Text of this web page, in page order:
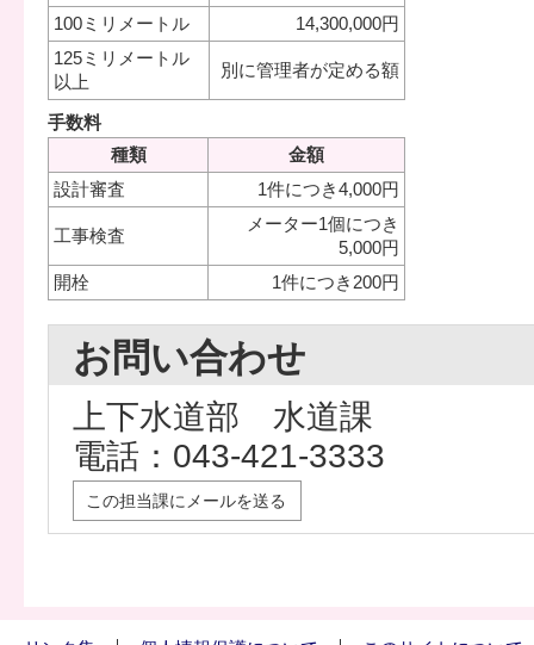
100ミリメートル
14,300,000円
125ミリメートル
以上
別に管理者が定める額
手数料
種類
金額
設計審査
1件につき4,000円
工事検査
メーター1個につき
5,000円
開栓
1件につき200円
お問い合わせ
上下水道部 水道課
電話：043-421-3333
この担当課にメールを送る